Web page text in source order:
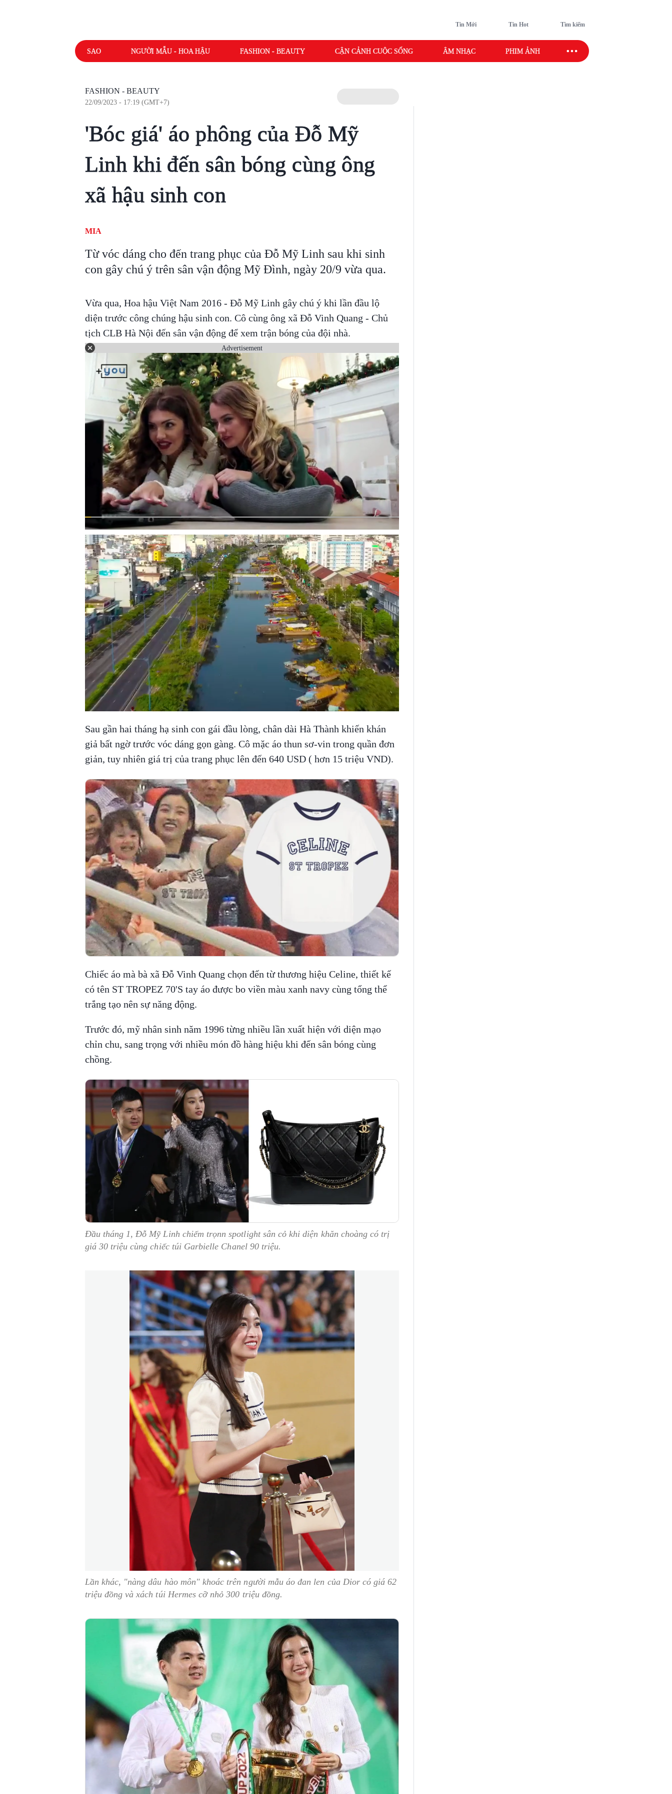
Tin Mới Tin Hot Tìm kiếm
SAO NGƯỜI MẪU - HOA HẬU FASHION - BEAUTY CẬN CẢNH CUỘC SỐNG ÂM NHẠC PHIM ẢNH SAO SPORT
FASHION - BEAUTY
22/09/2023 - 17:19 (GMT+7)
'Bóc giá' áo phông của Đỗ Mỹ
Linh khi đến sân bóng cùng ông
xã hậu sinh con
MIA
Từ vóc dáng cho đến trang phục của Đỗ Mỹ Linh sau khi sinh
con gây chú ý trên sân vận động Mỹ Đình, ngày 20/9 vừa qua.
Vừa qua, Hoa hậu Việt Nam 2016 - Đỗ Mỹ Linh gây chú ý khi lần đầu lộ
diện trước công chúng hậu sinh con. Cô cùng ông xã Đỗ Vinh Quang - Chủ
tịch CLB Hà Nội đến sân vận động để xem trận bóng của đội nhà.
Advertisement
Next video in 2
Cancel
Sau gần hai tháng hạ sinh con gái đầu lòng, chân dài Hà Thành khiến khán
giả bất ngờ trước vóc dáng gọn gàng. Cô mặc áo thun sơ-vin trong quần đơn
giản, tuy nhiên giá trị của trang phục lên đến 640 USD ( hơn 15 triệu VND).
Chiếc áo mà bà xã Đỗ Vinh Quang chọn đến từ thương hiệu Celine, thiết kế
có tên ST TROPEZ 70'S tay áo được bo viền màu xanh navy cùng tổng thể
trắng tạo nên sự năng động.
Trước đó, mỹ nhân sinh năm 1996 từng nhiều lần xuất hiện với diện mạo
chỉn chu, sang trọng với nhiều món đồ hàng hiệu khi đến sân bóng cùng
chồng.
Đầu tháng 1, Đỗ Mỹ Linh chiếm trọnn spotlight sân cỏ khi diện khăn choàng có trị
giá 30 triệu cùng chiếc túi Garbielle Chanel 90 triệu.
Lần khác, "nàng dâu hào môn" khoác trên người mẫu áo đan len của Dior có giá 62
triệu đồng và xách túi Hermes cỡ nhỏ 300 triệu đồng.